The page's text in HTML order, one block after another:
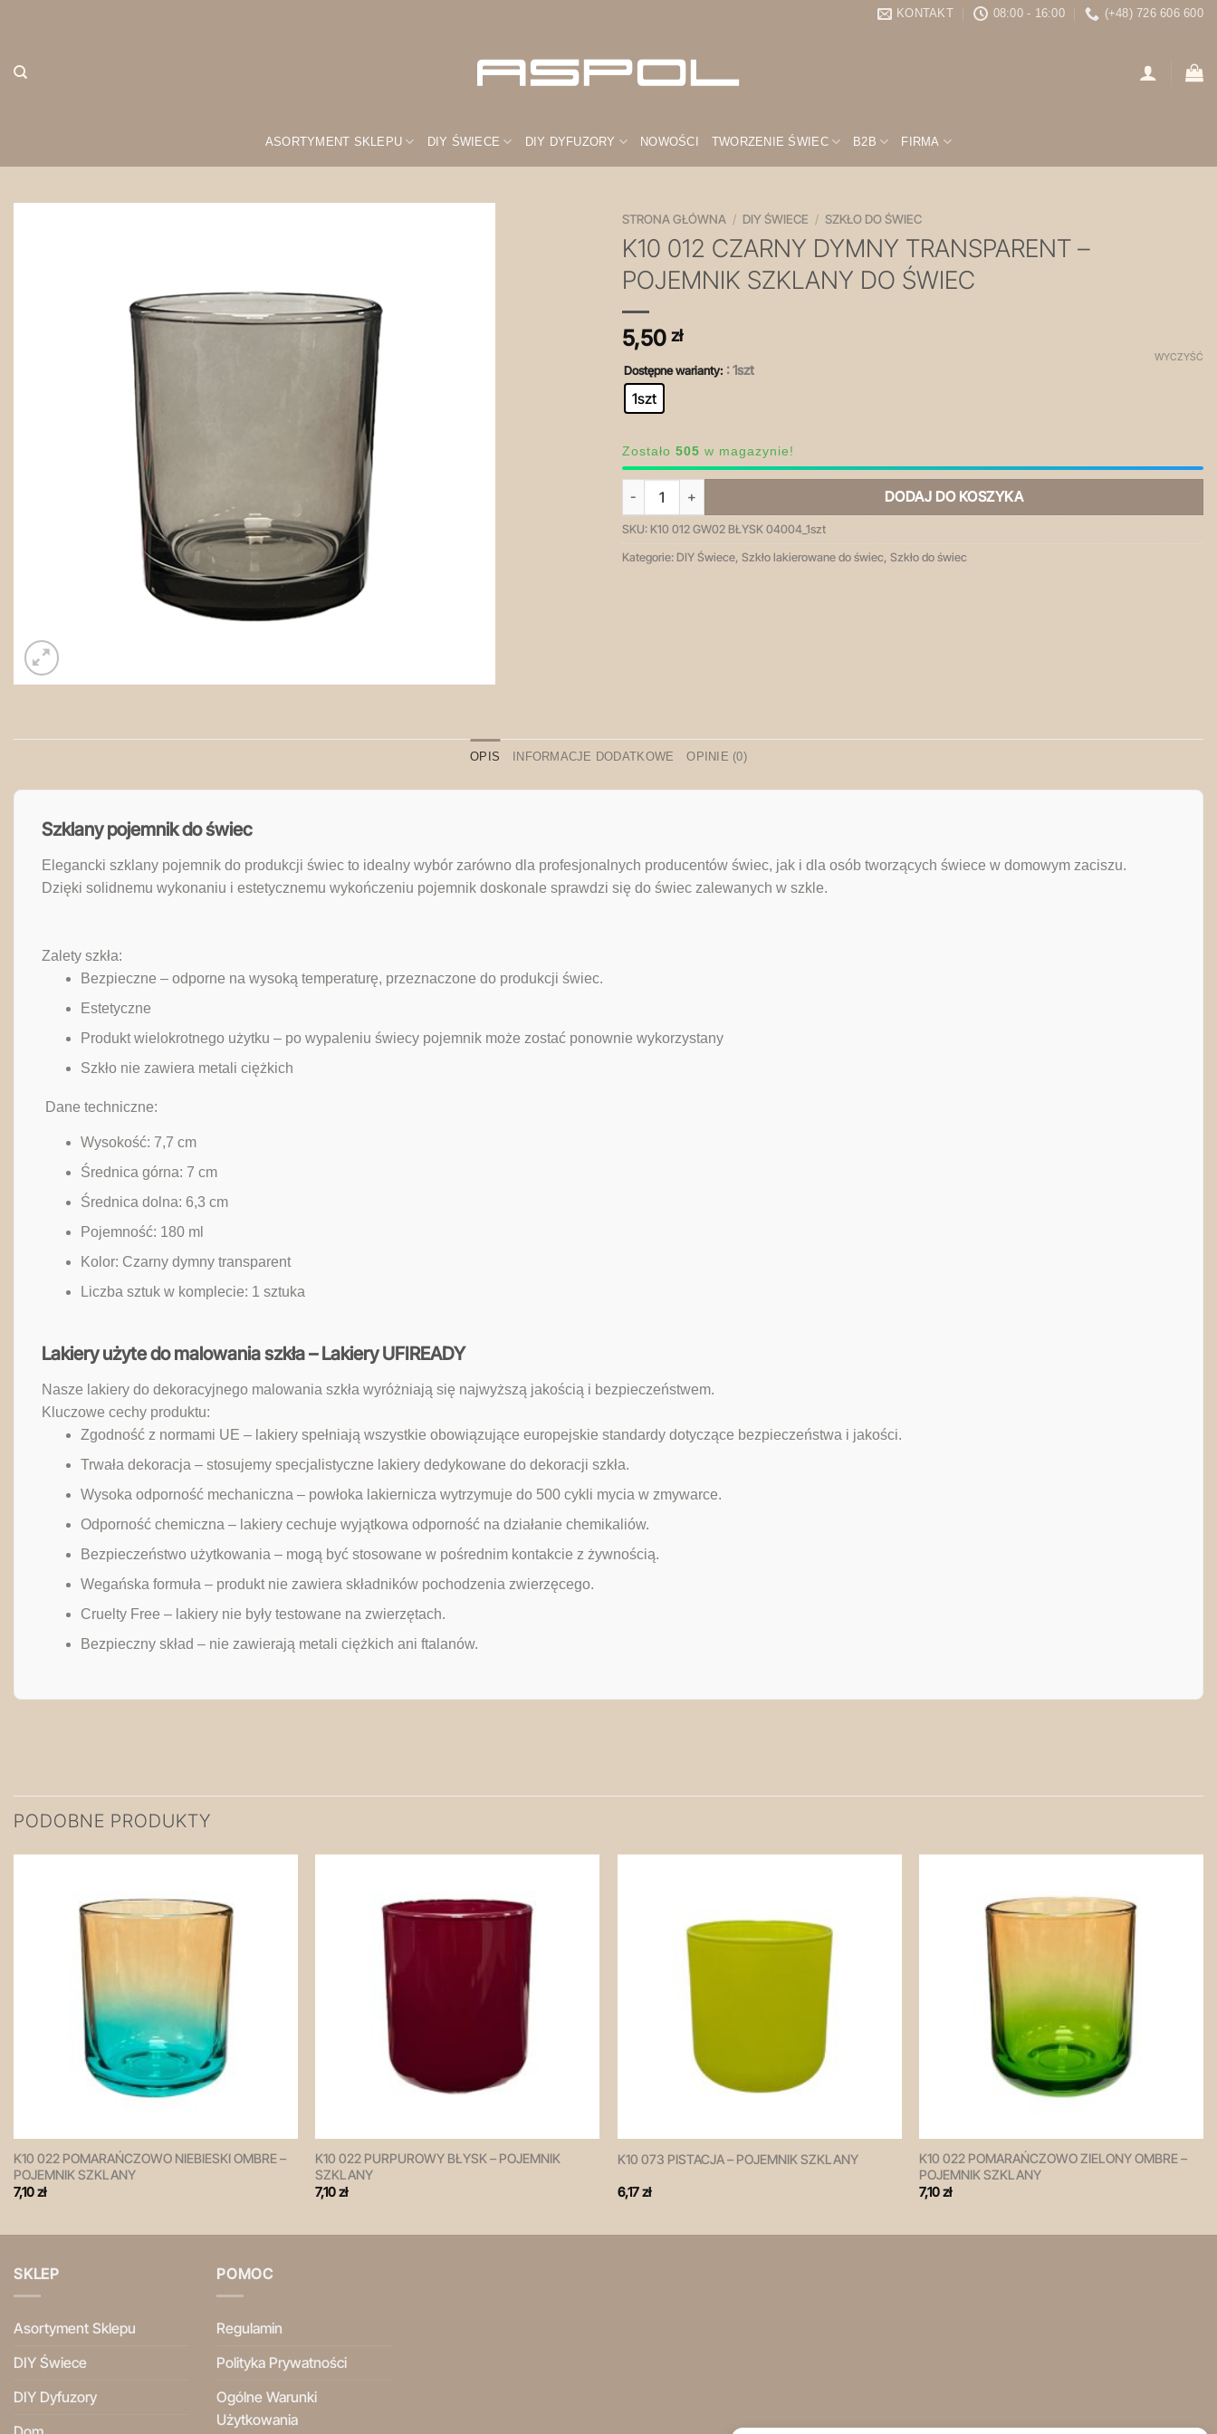
KONTAKT 08:00 - 16:00 (+48) 726 606 600
ASORTYMENT SKLEPU DIY ŚWIECE DIY DYFUZORY NOWOŚCI TWORZENIE ŚWIEC B2B FIRMA
STRONA GŁÓWNA / DIY ŚWIECE / SZKŁO DO ŚWIEC
K10 012 CZARNY DYMNY TRANSPARENT –
POJEMNIK SZKLANY DO ŚWIEC
5,50 zł
Dostępne warianty: : 1szt
1szt
WYCZYŚĆ
Zostało 505 w magazynie!
ilość K10 012 czarny dymny transparent - pojemnik szklany do świec
DODAJ DO KOSZYKA
SKU: K10 012 GW02 BŁYSK 04004_1szt
Kategorie: DIY Świece, Szkło lakierowane do świec, Szkło do świec
OPIS INFORMACJE DODATKOWE OPINIE (0)
Szklany pojemnik do świec
Elegancki szklany pojemnik do produkcji świec to idealny wybór zarówno dla profesjonalnych producentów świec, jak i dla osób tworzących świece w domowym zaciszu.
Dzięki solidnemu wykonaniu i estetycznemu wykończeniu pojemnik doskonale sprawdzi się do świec zalewanych w szkle.
Zalety szkła:
Bezpieczne – odporne na wysoką temperaturę, przeznaczone do produkcji świec.
Estetyczne
Produkt wielokrotnego użytku – po wypaleniu świecy pojemnik może zostać ponownie wykorzystany
Szkło nie zawiera metali ciężkich
‎ Dane techniczne:
Wysokość: 7,7 cm
Średnica górna: 7 cm
Średnica dolna: 6,3 cm
Pojemność: 180 ml
Kolor: Czarny dymny transparent
Liczba sztuk w komplecie: 1 sztuka
Lakiery użyte do malowania szkła – Lakiery UFIREADY
Nasze lakiery do dekoracyjnego malowania szkła wyróżniają się najwyższą jakością i bezpieczeństwem.
Kluczowe cechy produktu:
Zgodność z normami UE – lakiery spełniają wszystkie obowiązujące europejskie standardy dotyczące bezpieczeństwa i jakości.
Trwała dekoracja – stosujemy specjalistyczne lakiery dedykowane do dekoracji szkła.
Wysoka odporność mechaniczna – powłoka lakiernicza wytrzymuje do 500 cykli mycia w zmywarce.
Odporność chemiczna – lakiery cechuje wyjątkowa odporność na działanie chemikaliów.
Bezpieczeństwo użytkowania – mogą być stosowane w pośrednim kontakcie z żywnością.
Wegańska formuła – produkt nie zawiera składników pochodzenia zwierzęcego.
Cruelty Free – lakiery nie były testowane na zwierzętach.
Bezpieczny skład – nie zawierają metali ciężkich ani ftalanów.
PODOBNE PRODUKTY
K10 022 POMARAŃCZOWO NIEBIESKI OMBRE –
POJEMNIK SZKLANY
7,10zł
K10 022 PURPUROWY BŁYSK – POJEMNIK
SZKLANY
7,10zł
K10 073 PISTACJA – POJEMNIK SZKLANY
6,17zł
K10 022 POMARAŃCZOWO ZIELONY OMBRE –
POJEMNIK SZKLANY
7,10zł
SKLEP
Asortyment Sklepu
DIY Świece
DIY Dyfuzory
POMOC
Regulamin
Polityka Prywatności
Ogólne Warunki
Użytkowania